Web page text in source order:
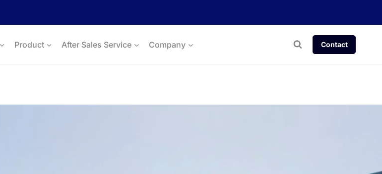
Product After Sales Service Company Contact